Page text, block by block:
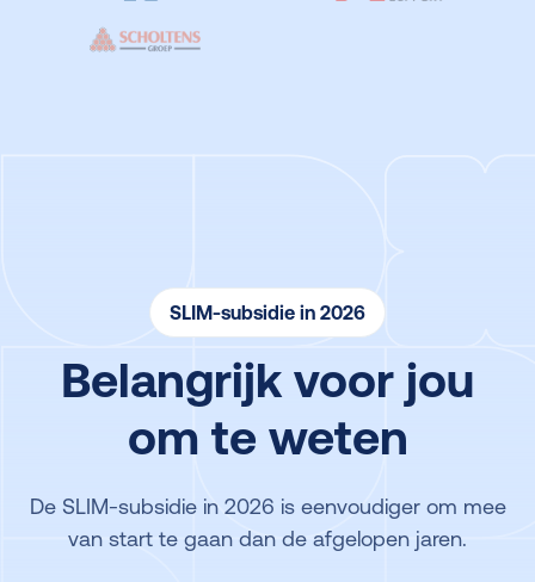
SLIM-subsidie in 2026
Belangrijk voor jou
om te weten
De SLIM-subsidie in 2026 is eenvoudiger om mee
van start te gaan dan de afgelopen jaren.